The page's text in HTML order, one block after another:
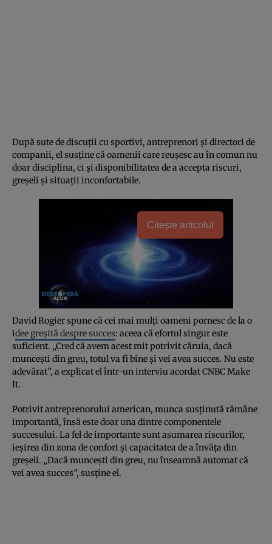
După sute de discuții cu sportivi, antreprenori și directori de
companii, el susține că oamenii care reușesc au în comun nu
doar disciplina, ci și disponibilitatea de a accepta riscuri,
greșeli și situații inconfortabile.
Citește articolul
David Rogier spune că cei mai mulți oameni pornesc de la o
idee greșită despre succes: aceea că efortul singur este
suficient. „Cred că avem acest mit potrivit căruia, dacă
muncești din greu, totul va fi bine și vei avea succes. Nu este
adevărat”, a explicat el într-un interviu acordat CNBC Make
It.
Potrivit antreprenorului american, munca susținută rămâne
importantă, însă este doar una dintre componentele
succesului. La fel de importante sunt asumarea riscurilor,
ieșirea din zona de confort și capacitatea de a învăța din
greșeli. „Dacă muncești din greu, nu înseamnă automat că
vei avea succes”, susține el.